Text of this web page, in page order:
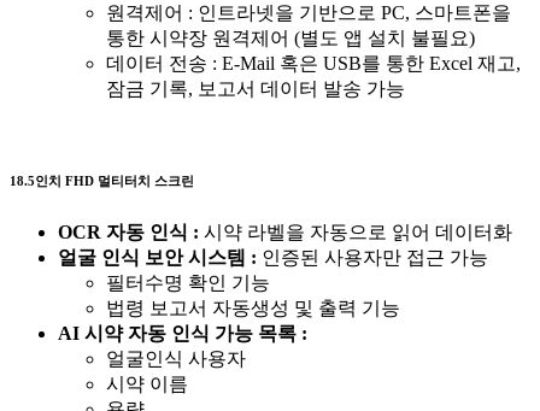
원격제어 : 인트라넷을 기반으로 PC, 스마트폰을
통한 시약장 원격제어 (별도 앱 설치 불필요)
데이터 전송 : E-Mail 혹은 USB를 통한 Excel 재고,
잠금 기록, 보고서 데이터 발송 가능
18.5인치 FHD 멀티터치 스크린
OCR 자동 인식 : 시약 라벨을 자동으로 읽어 데이터화
얼굴 인식 보안 시스템 : 인증된 사용자만 접근 가능
필터수명 확인 기능
법령 보고서 자동생성 및 출력 기능
AI 시약 자동 인식 가능 목록 :
얼굴인식 사용자
시약 이름